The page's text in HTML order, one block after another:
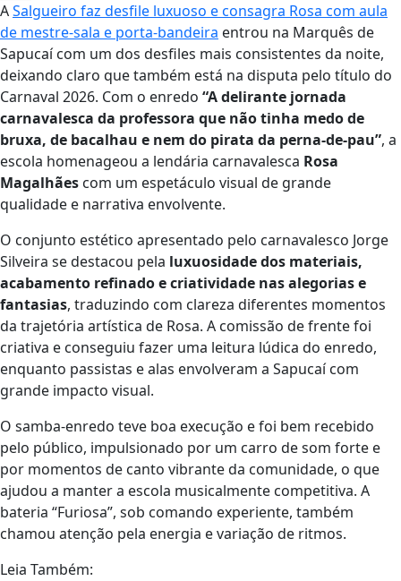
ASalgueiro faz desfile luxuoso e consagra Rosa com aula
de mestre‑sala e porta‑bandeira entrou na Marquês de
Sapucaí com um dos desfiles mais consistentes da noite,
deixando claro que também está na disputa pelo título do
Carnaval 2026. Com o enredo “A delirante jornada
carnavalesca da professora que não tinha medo de
bruxa, de bacalhau e nem do pirata da perna-de-pau”, a
escola homenageou a lendária carnavalesca Rosa
Magalhães com um espetáculo visual de grande
qualidade e narrativa envolvente.
O conjunto estético apresentado pelo carnavalesco Jorge
Silveira se destacou pela luxuosidade dos materiais,
acabamento refinado e criatividade nas alegorias e
fantasias, traduzindo com clareza diferentes momentos
da trajetória artística de Rosa. A comissão de frente foi
criativa e conseguiu fazer uma leitura lúdica do enredo,
enquanto passistas e alas envolveram a Sapucaí com
grande impacto visual.
O samba-enredo teve boa execução e foi bem recebido
pelo público, impulsionado por um carro de som forte e
por momentos de canto vibrante da comunidade, o que
ajudou a manter a escola musicalmente competitiva. A
bateria “Furiosa”, sob comando experiente, também
chamou atenção pela energia e variação de ritmos.
Leia Também: